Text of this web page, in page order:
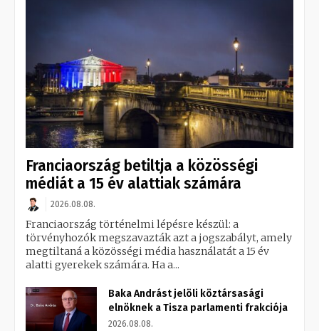
Franciaország betiltja a közösségi
médiát a 15 év alattiak számára
2026.08.08.
Franciaország történelmi lépésre készül: a
törvényhozók megszavazták azt a jogszabályt, amely
megtiltaná a közösségi média használatát a 15 év
alatti gyerekek számára. Ha a...
Baka Andrást jelöli köztársasági
elnöknek a Tisza parlamenti frakciója
2026.08.08.